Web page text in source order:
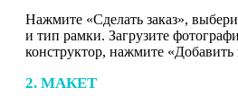
Нажмите «Сделать заказ»,
и тип рамки. Загрузите
конструктор, нажмите «Добавить
2. МАКЕТ